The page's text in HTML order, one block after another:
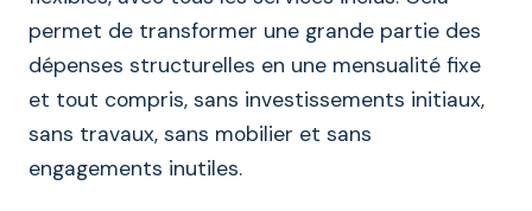
permet de transformer une grande partie des
dépenses structurelles en une mensualité fixe
et tout compris, sans investissements initiaux,
sans travaux, sans mobilier et sans
engagements inutiles.